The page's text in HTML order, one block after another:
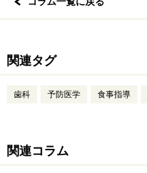
関連タグ
歯科 予防医学 食事指導
関連コラム